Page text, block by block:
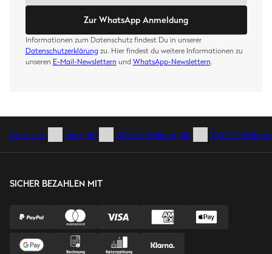
Zur WhatsApp Anmeldung
Informationen zum Datenschutz findest Du in unserer
Datenschutzerklärung zu. Hier findest du weitere Informationen zu
unseren E-Mail-Newslettern und WhatsApp-Newslettern.
Startseite Gasgrills WAYNE Balkongrills WAYNE
SICHER BEZAHLEN MIT